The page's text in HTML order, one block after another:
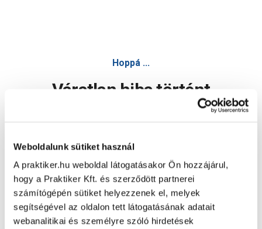
Weboldalunk sütiket használ
A praktiker.hu weboldal látogatásakor Ön hozzájárul,
hogy a Praktiker Kft. és szerződött partnerei
számítógépén sütiket helyezzenek el, melyek
segítségével az oldalon tett látogatásának adatait
webanalitikai és személyre szóló hirdetések
Hoppá ...
Váratlan hiba történt
Oldal újratöltése